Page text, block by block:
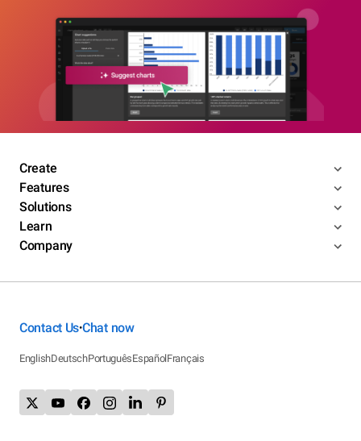
Create
Features
Solutions
Learn
Company
Contact Us•Chat now
EnglishDeutschPortuguêsEspañolFrançais